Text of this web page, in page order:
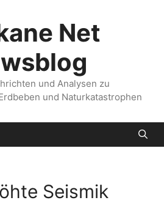
Net
und Analysen zu
und Naturkatastrophen
Seismik